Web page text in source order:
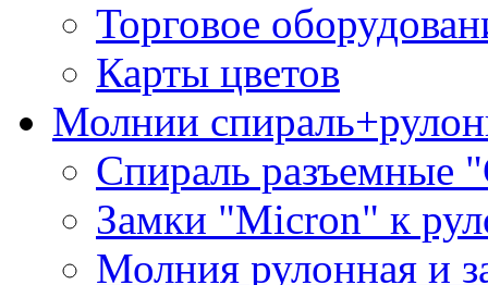
Торговое
Карты цветов
Молнии
Спираль разъемные
Замки "Micron" к
Молния рулонная и